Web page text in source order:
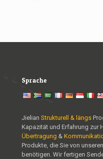
Sprache
Jielian Strukturell & längs
Kapazität und Erfahrung zur
Übertragung &
Produkte, die Sie von
benötigen. Wir fertigen